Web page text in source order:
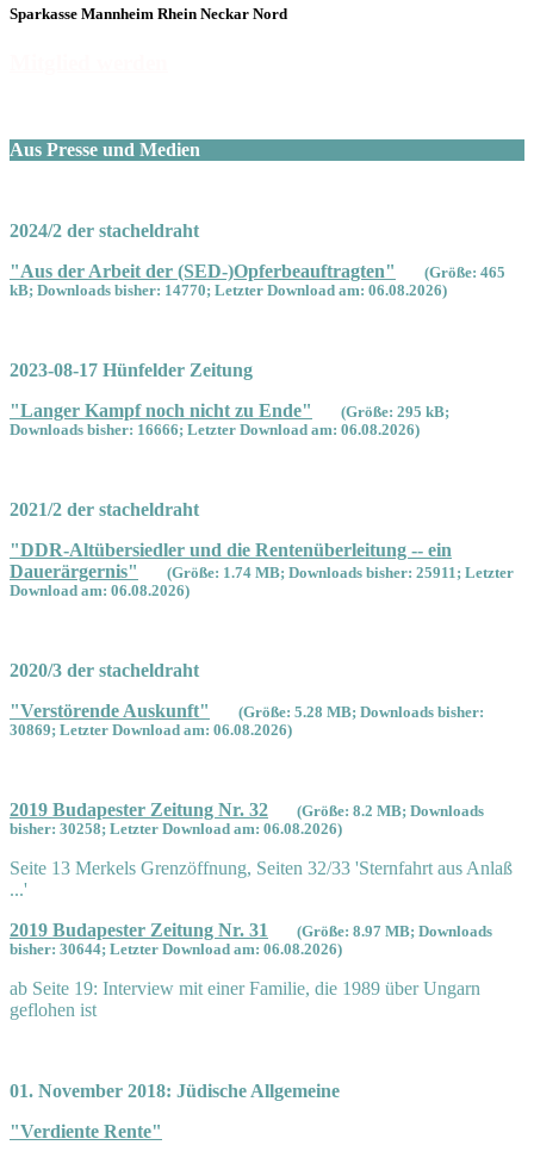
Sparkasse Mannheim Rhein Neckar Nord
Aus Presse und Medien
2024/2 der stacheldraht
"Aus der Arbeit der (SED-)Opferbeauftragten"
(Größe: 465
kB; Downloads bisher: 14770; Letzter Download am: 06.08.2026)
2023-08-17 Hünfelder Zeitung
"Langer Kampf noch nicht zu Ende"
(Größe: 295 kB;
Downloads bisher: 16666; Letzter Download am: 06.08.2026)
2021/2 der stacheldraht
"DDR-Altübersiedler und die Rentenüberleitung -- ein
Dauerärgernis"
(Größe: 1.74 MB; Downloads bisher: 25911; Letzter
Download am: 06.08.2026)
2020/3 der stacheldraht
"Verstörende Auskunft"
(Größe: 5.28 MB; Downloads bisher:
30869; Letzter Download am: 06.08.2026)
2019 Budapester Zeitung Nr. 32
(Größe: 8.2 MB; Downloads
bisher: 30258; Letzter Download am: 06.08.2026)
Seite 13 Merkels Grenzöffnung, Seiten 32/33 'Sternfahrt aus Anlaß
...'
2019 Budapester Zeitung Nr. 31
(Größe: 8.97 MB; Downloads
bisher: 30644; Letzter Download am: 06.08.2026)
ab Seite 19: Interview mit einer Familie, die 1989 über Ungarn
geflohen ist
01. November 2018: Jüdische Allgemeine
"Verdiente Rente"